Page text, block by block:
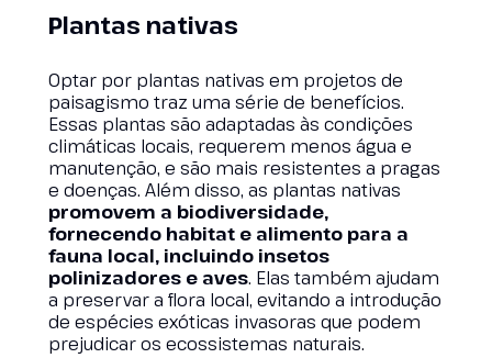
Plantas nativas
Optar por plantas nativas em projetos de
paisagismo traz uma série de benefícios.
Essas plantas são adaptadas às condições
climáticas locais, requerem menos água e
manutenção, e são mais resistentes a pragas
e doenças. Além disso, as plantas nativas
promovem a biodiversidade,
fornecendo habitat e alimento para a
fauna local, incluindo insetos
polinizadores e aves. Elas também ajudam
a preservar a flora local, evitando a introdução
de espécies exóticas invasoras que podem
prejudicar os ecossistemas naturais.